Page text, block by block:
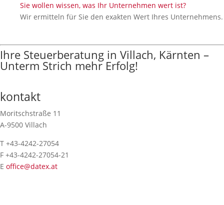
Sie wollen wissen, was Ihr Unternehmen wert ist?
Wir ermitteln für Sie den exakten Wert Ihres Unternehmens.
Ihre Steuerberatung in Villach, Kärnten –
Unterm Strich mehr Erfolg!
kontakt
Moritschstraße 11
A-9500 Villach
T +43-4242-27054
F +43-4242-27054-21
E office@datex.at